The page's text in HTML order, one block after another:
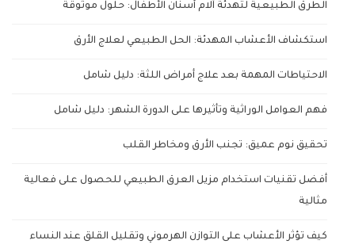
الطرق الطبيعية لتهدئة آلام أسنان الأطفال: حلول موثوقة
استكشاف الأعشاب المهدئة: الحل الطبيعي لعلاج الأرق
الاحتياطات المهمة بعد علاج أمراض اللثة: دليل شامل
فهم العوامل الوراثية وتأثيرها على الدورة الشهر: دليل شامل
تحقيق نوم عميق: تجنب الأرق ومخاطر القلب
أفضل تقنيات استخدام مزيل العرق الطبيعي للحصول على فعالية
مثالية
كيف تؤثر الأعشاب على التوازن الهرموني وتقليل القلق عند النساء